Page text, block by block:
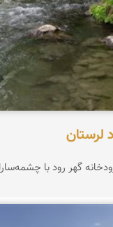
لرستان
گهر رود با